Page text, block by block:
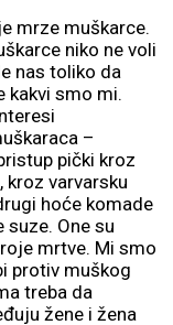
mrze muškarce.
niko ne voli
nas toliko da
kakvi smo mi.
–
pički kroz
varvarsku
hoće komade
suze. One su
mrtve. Mi smo
protiv muškog
treba da
žene i žena